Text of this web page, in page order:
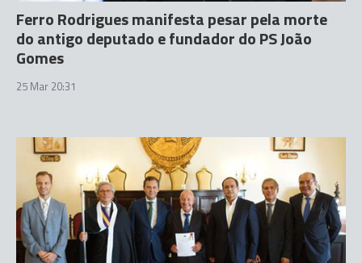
Ferro Rodrigues manifesta pesar pela morte
do antigo deputado e fundador do PS João
Gomes
25 Mar 20:31